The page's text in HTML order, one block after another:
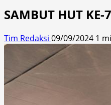
SAMBUT HUT
Tim Redaksi 09/09/2024 1